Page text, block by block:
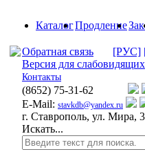
КаталогПродление
Обратная связь [РУС]
Версия для слабовидящих
Контакты
(8652) 75-31-62
E-Mail: stavkdb@yandex.ru
г. Ставрополь, ул. Мира,
Искать...